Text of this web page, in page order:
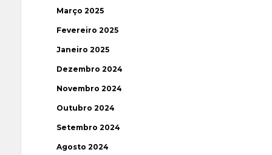
Março 2025
Fevereiro 2025
Janeiro 2025
Dezembro 2024
Novembro 2024
Outubro 2024
Setembro 2024
Agosto 2024